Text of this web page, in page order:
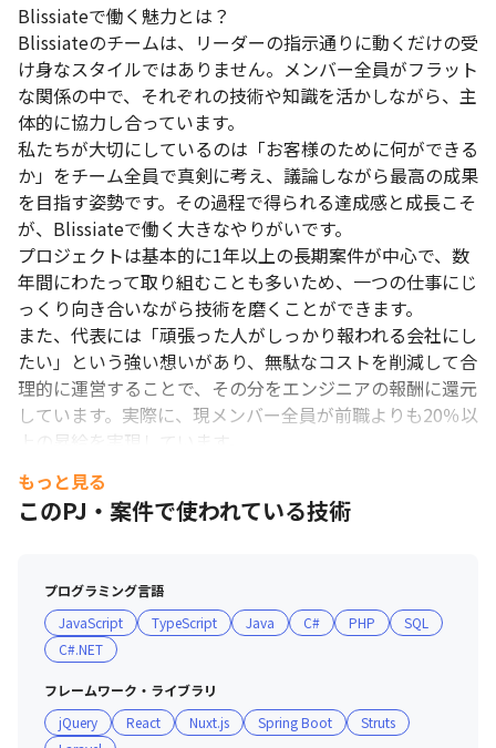
∟各プロダクトにおいての設計および構築
∟プロジェクト推進
∟要件に見合う製品やサービスの提案
■ この仕事の面白み、魅力
・自社持ち帰りの案件や自社開発のプロジェクトに携われます
・社内スタッフも元エンジニア出身なので社内外で連携を取りな
がら事業拡大に向けて対応をしていただきます
・各ニーズに合わせたサービスもあるためSESだけではなくソリュ
ーション提案を含めたサービス提供が可能です
・技術力の向上だけではなく企画や提案のスキル向上にも繋げる
ことができ、自分の興味が持てる業務や今後やっていきたい業務
の提供が可能です
＜募集背景＞
2023年年末より、今までの事業実績から各顧客より、データーベ
ース以外での要望の声が多くなってきており、代理店ビジネスを
スタートしたことから2024年からはさらにDX支援を中心としてシ
ステムサービスの事業拡大を行います。そのため、新たな目標に
向けてシステムエンジニアを増員募集します。
Blissiateで働く魅力とは？
Blissiateのチームは、リーダーの指示通りに動くだけの受
け身なスタイルではありません。メンバー全員がフラット
な関係の中で、それぞれの技術や知識を活かしながら、主
体的に協力し合っています。
私たちが大切にしているのは「お客様のために何ができる
か」をチーム全員で真剣に考え、議論しながら最高の成果
を目指す姿勢です。その過程で得られる達成感と成長こそ
が、Blissiateで働く大きなやりがいです。
プロジェクトは基本的に1年以上の長期案件が中心で、数
年間にわたって取り組むことも多いため、一つの仕事にじ
っくり向き合いながら技術を磨くことができます。
また、代表には「頑張った人がしっかり報われる会社にし
たい」という強い想いがあり、無駄なコストを削減して合
理的に運営することで、その分をエンジニアの報酬に還元
しています。実際に、現メンバー全員が前職よりも20％以
上の昇給を実現しています。
働き方も柔軟で、残業は月平均20時間程度。プロジェク
トの状況さえ問題なければ、長期休暇の取得も自由です。
今後は人員を増やすことで、さらに業務の分散を進め、残
係なく、誰もが率直に意見を言い合える文化があります。
ドライブや釣り、ゲームなど、趣味が合うメンバー同士で
プライベートでも交流が盛んで、その信頼関係が仕事にも
良い影響を与えています。ちなみに、社長も釣り好きで、
年に数回はメンバーと一緒に楽しんでいます！
もっと見る
このPJ・案件で使われている技術
プログラミング言語
JavaScript
TypeScript Java C# PHP
SQL
C#.NET
フレームワーク・ライブラリ
jQuery
React Nuxt.js Spring Boot
Struts